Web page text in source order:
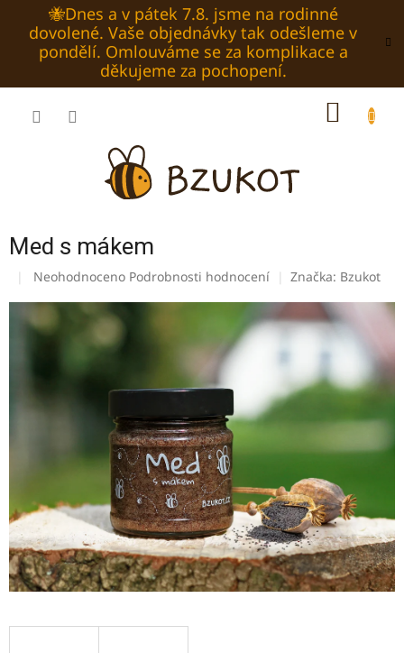
obsah
🐝Dnes a v pátek 7.8. jsme na rodinné
dovolené. Vaše objednávky tak odešleme v
pondělí. Omlouváme se za komplikace a
děkujeme za pochopení.
Med s mákem
Průměrné
produktu
je
hvězdiček.
Neohodnoceno Podrobnosti hodnocení Značka: Bzukot